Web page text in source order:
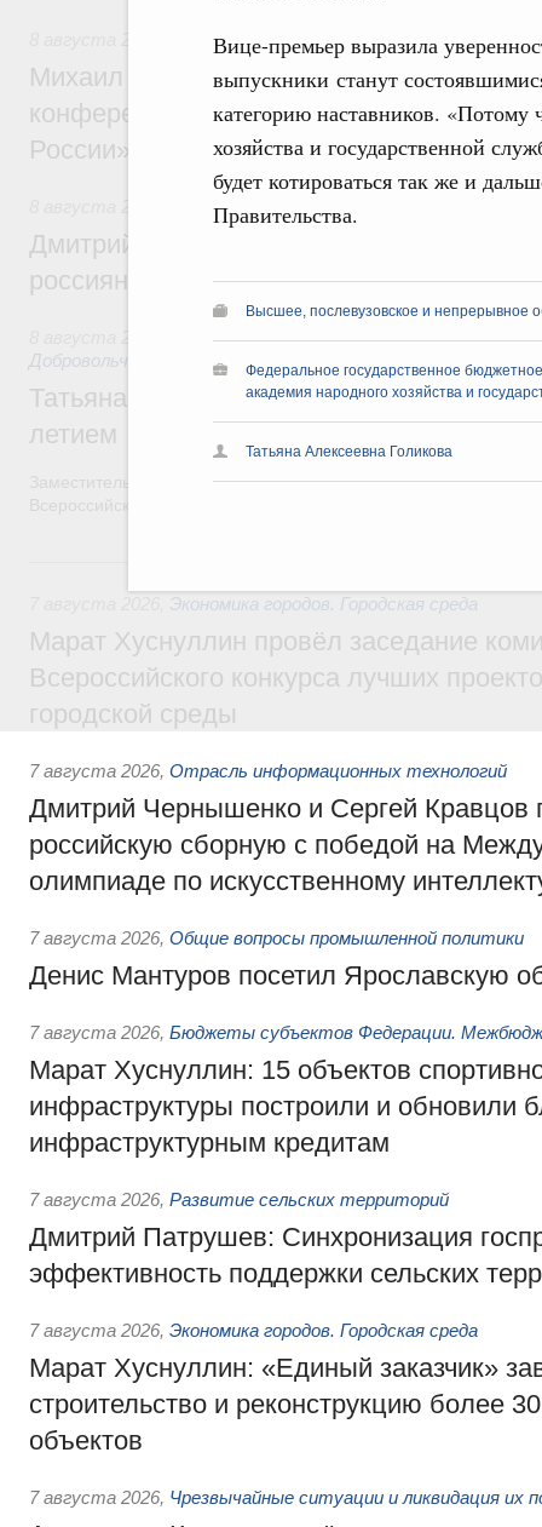
Вице-премьер выразила
выпускники станут
категорию наставников. «Потому
хозяйства и государственной
будет котироваться так же и
Правительства.
Высшее, послевузовское и непрерывное
Федеральное государственное
академия народного хозяйства и
Татьяна Алексеевна Голикова
Отрасль информационных технологий
Михаил Мишустин дал поручения по
конференции «Цифровая индустрия
России»
Спорт высших достижений и массовый
Дмитрий Чернышенко и Михаил
россиян с Днём физкультурника
Социальные инновации. Некоммерческие
Добровольчество и волонтёрство. Благотворительность
Татьяна Голикова поздравила
летием
Заместитель Председателя Правительства Татьяна Голикова
Экономика городов. Городская среда
Марат Хуснуллин провёл заседание
Всероссийского конкурса лучших
городской среды
7 августа 2026, Отрасль информационных технологий
Дмитрий Чернышенко и Сергей Кравцов
российскую сборную с победой на
олимпиаде по искусственному
7 августа 2026, Общие вопросы промышленной политики
Денис Мантуров посетил Ярославскую
7 августа 2026, Бюджеты субъектов Федерации.
Марат Хуснуллин: 15 объектов
инфраструктуры построили и обновили
инфраструктурным кредитам
7 августа 2026, Развитие сельских территорий
Дмитрий Патрушев: Синхронизация
эффективность поддержки сельских
7 августа 2026, Экономика городов. Городская среда
Марат Хуснуллин: «Единый заказчик»
строительство и реконструкцию более
объектов
7 августа 2026, Чрезвычайные ситуации и ликвидация их